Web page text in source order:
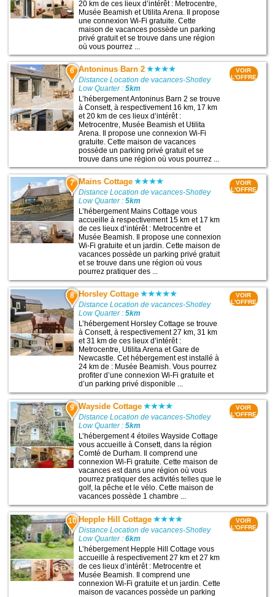
20 km de ces lieux d’intérêt : Metrocentre,
Musée Beamish et Utilita Arena. Il propose
une connexion Wi-Fi gratuite. Cette
maison de vacances possède un parking
privé gratuit et se trouve dans une région
où vous pourrez ...
6 Antoninus Barn 2
Distance Location de vacances-Shotley
Low Quarter :5km
L’hébergement Antoninus Barn 2 se trouve
à Consett, à respectivement 16 km, 17 km
et 20 km de ces lieux d’intérêt :
Metrocentre, Musée Beamish et Utilita
Arena. Il propose une connexion Wi-Fi
gratuite. Cette maison de vacances
possède un parking privé gratuit et se
trouve dans une région où vous pourrez ...
VOIR
L'OFFRE
7 Mains Cottage
Distance Location de vacances-Shotley
Low Quarter :5km
L’hébergement Mains Cottage vous
accueille à respectivement 15 km et 17 km
de ces lieux d’intérêt : Metrocentre et
Musée Beamish. Il propose une connexion
Wi-Fi gratuite et un jardin. Cette maison de
vacances possède un parking privé gratuit
et se trouve dans une région où vous
pourrez pratiquer des ...
VOIR
L'OFFRE
8 Horsley Cottage
Distance Location de vacances-Shotley
Low Quarter :5km
L’hébergement Horsley Cottage se trouve
à Consett, à respectivement 27 km, 31 km
et 31 km de ces lieux d’intérêt :
Metrocentre, Utilita Arena et Gare de
Newcastle. Cet hébergement est installé à
24 km de : Musée Beamish. Vous pourrez
profiter d’une connexion Wi-Fi gratuite et
d’un parking privé disponible ...
VOIR
L'OFFRE
9 Wayside Cottage
Distance Location de vacances-Shotley
Low Quarter :5km
L’hébergement 4 étoiles Wayside Cottage
vous accueille à Consett, dans la région
Comté de Durham. Il comprend une
connexion Wi-Fi gratuite. Cette maison de
vacances est dans une région où vous
pourrez pratiquer des activités telles que le
golf, la pêche et le vélo. Cette maison de
vacances possède 1 chambre ...
VOIR
L'OFFRE
10 Hepple Hill Cottage
Distance Location de vacances-Shotley
Low Quarter :6km
L’hébergement Hepple Hill Cottage vous
accueille à respectivement 27 km et 27 km
de ces lieux d’intérêt : Metrocentre et
Musée Beamish. Il comprend une
connexion Wi-Fi gratuite et un jardin. Cette
maison de vacances possède un parking
VOIR
L'OFFRE